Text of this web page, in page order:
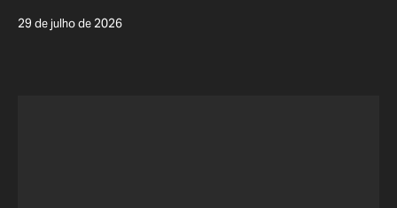
29 de julho de 2026